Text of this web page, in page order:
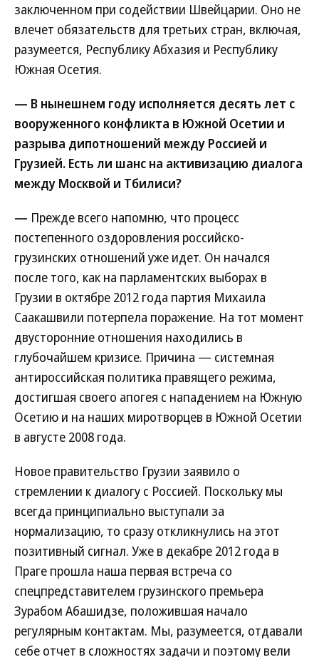
заключенном при содействии Швейцарии. Оно не
влечет обязательств для третьих стран, включая,
разумеется, Республику Абхазия и Республику
Южная Осетия.
— В нынешнем году исполняется десять лет с
вооруженного конфликта в Южной Осетии и
разрыва дипотношений между Россией и
Грузией. Есть ли шанс на активизацию диалога
между Москвой и Тбилиси?
— Прежде всего напомню, что процесс
постепенного оздоровления российско-
грузинских отношений уже идет. Он начался
после того, как на парламентских выборах в
Грузии в октябре 2012 года партия Михаила
Саакашвили потерпела поражение. На тот момент
двусторонние отношения находились в
глубочайшем кризисе. Причина — системная
антироссийская политика правящего режима,
достигшая своего апогея с нападением на Южную
Осетию и на наших миротворцев в Южной Осетии
в августе 2008 года.
Новое правительство Грузии заявило о
стремлении к диалогу с Россией. Поскольку мы
всегда принципиально выступали за
нормализацию, то сразу откликнулись на этот
позитивный сигнал. Уже в декабре 2012 года в
Праге прошла наша первая встреча со
спецпредставителем грузинского премьера
Зурабом Абашидзе, положившая начало
регулярным контактам. Мы, разумеется, отдавали
себе отчет в сложностях задачи и поэтому вели